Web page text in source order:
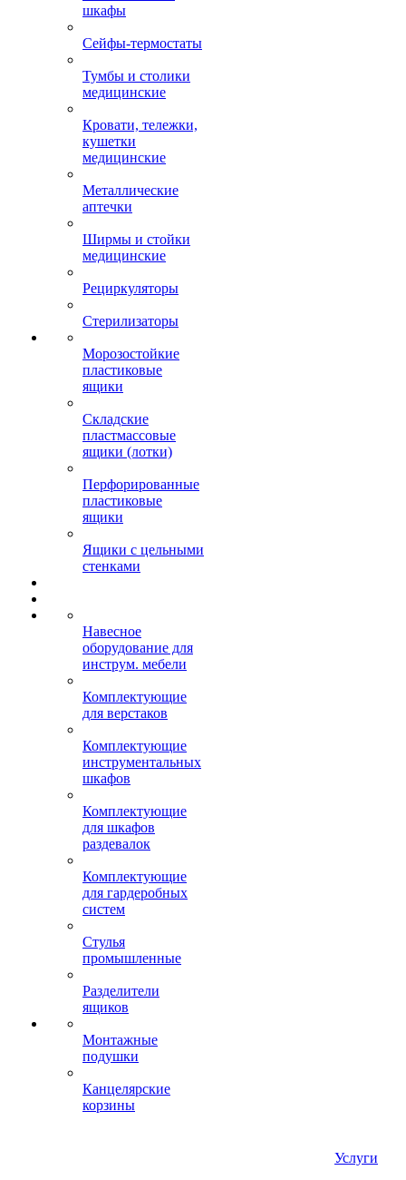
шкафы
Сейфы-термостаты
Тумбы и столики
медицинские
Кровати, тележки,
кушетки
медицинские
Металлические
аптечки
Ширмы и стойки
медицинские
Рециркуляторы
Стерилизаторы
Морозостойкие
пластиковые
ящики
Складские
пластмассовые
ящики (лотки)
Перфорированные
пластиковые
ящики
Ящики с цельными
стенками
Навесное
оборудование для
инструм. мебели
Комплектующие
для верстаков
Комплектующие
инструментальных
шкафов
Комплектующие
для шкафов
раздевалок
Комплектующие
для гардеробных
систем
Стулья
промышленные
Разделители
ящиков
Монтажные
подушки
Канцелярские
корзины
Услуги